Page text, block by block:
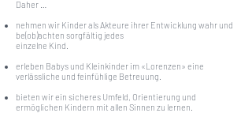
Daher …
nehmen wir Kinder als Akteure ihrer Entwicklung wahr und
be(ob)achten sorgfältig jedes
einzelne Kind.
erleben Babys und Kleinkinder im «Lorenzen» eine
verlässliche und feinfühlige Betreuung.
bieten wir ein sicheres Umfeld, Orientierung und
ermöglichen Kindern mit allen Sinnen zu lernen.